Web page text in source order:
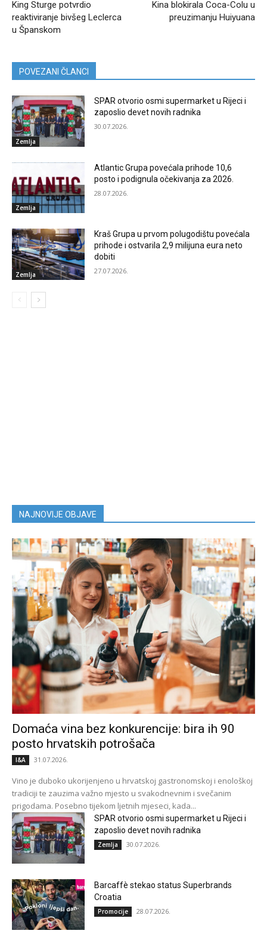
King Sturge potvrdio
reaktiviranje bivšeg Leclerca
u Španskom
Kina blokirala Coca-Colu u
preuzimanju Huiyuana
POVEZANI ČLANCI
Zemlja
SPAR otvorio osmi supermarket u Rijeci i
zaposlio devet novih radnika
30.07.2026.
Zemlja
Atlantic Grupa povećala prihode 10,6
posto i podignula očekivanja za 2026.
28.07.2026.
Zemlja
Kraš Grupa u prvom polugodištu povećala
prihode i ostvarila 2,9 milijuna eura neto
dobiti
27.07.2026.
NAJNOVIJE OBJAVE
Domaća vina bez konkurencije: bira ih 90
posto hrvatskih potrošača
I&A 31.07.2026.
Vino je duboko ukorijenjeno u hrvatskoj gastronomskoj i enološkoj
tradiciji te zauzima važno mjesto u svakodnevnim i svečanim
prigodama. Posebno tijekom ljetnih mjeseci, kada...
SPAR otvorio osmi supermarket u Rijeci i
zaposlio devet novih radnika
Zemlja 30.07.2026.
Barcaffè stekao status Superbrands
Croatia
Promocije 28.07.2026.